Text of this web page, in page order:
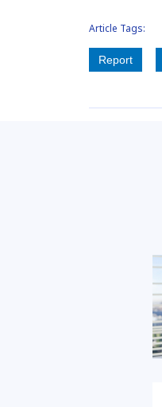
Article Tags:
Report